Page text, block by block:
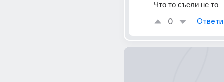
Что то съели не то
0